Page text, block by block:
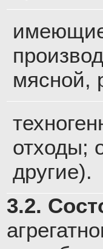
мясной,
отходы;
другие).
3.2.